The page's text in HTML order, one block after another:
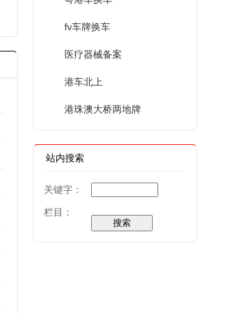
fv车牌换车
医疗器械备案
港车北上
港珠澳大桥两地牌
站内搜索
关键字：
栏目：